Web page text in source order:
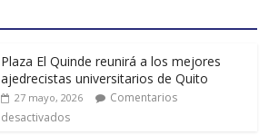
Plaza El Quinde reunirá a los mejores
ajedrecistas universitarios de Quito
27 mayo, 2026
Comentarios
desactivados